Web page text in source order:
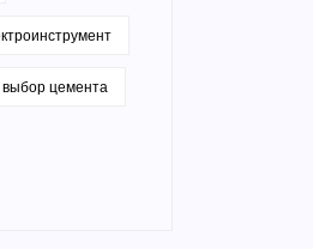
выбор цемента